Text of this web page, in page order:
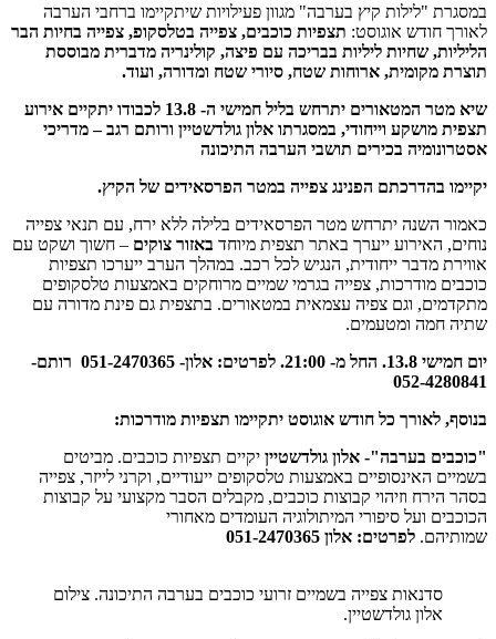
"לילות קיץ בערבה" מגוון פעילויות שיתקיימו ברחבי הערבה
חודש אוגוסט:תצפיות כוכבים, צפייה בטלסקופ, צפייה בחיות הבר
שחיות ליליות בבריכה עם פיצה, קולינריה מדברית מבוססת
מקומית, ארוחות שטח, סיורי שטח ומדורה, ועוד.
שיא מטר המטאורים יתרחש בליל חמישי ה- 13.8 לכבודו יתקיים אירוע
וייחודי, במסגרתו אלון גולדשטיין ורותם רגב – מדריכי
בכירים תושבי הערבה התיכונה
בהדרכתם הפנינג צפייה במטר הפרסאידים של הקיץ.
השנה יתרחש מטר הפרסאידים בלילה ללא ירח, עם תנאי צפייה
האירוע ייערך באתר תצפית מיוחדבאזור צוקים– חשוך ושקט עם
מדבר ייחודית, הנגיש לכל רכב. במהלך הערב ייערכו תצפיות
מודרכות, צפייה בגרמי שמיים מרוחקים באמצעות טלסקופים
וגם צפיה עצמאית במטאורים. בתצפית גם פינת מדורה עם
ומטעמים.
יום חמישי 13.8. החל מ- 21:00. לפרטים: אלון- 051-2470365 רותם-
052-
לאורך כל חודש אוגוסט יתקיימו תצפיות מודרכות:
בערבה"- אלון גולדשטייןיקיים תצפיות כוכבים. מביטים
האינסופיים באמצעות טלסקופים ייעודיים, וקרני לייזר, צפייה
וזיהוי קבוצות כוכבים, מקבלים הסבר מקצועי על קבוצות
ועל סיפורי המיתולוגיה העומדים מאחורי
לפרטים: אלון 051-2470365
סדנאות צפייה בשמיים זרועי כוכבים בערבה התיכונה. צילום
אלון גולדשטיין.